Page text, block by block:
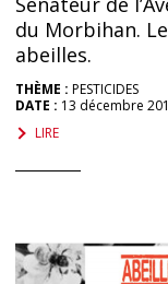
du Morbihan.
abeilles.
THÈME : PESTICIDES
DATE : 13 décembre
LIRE